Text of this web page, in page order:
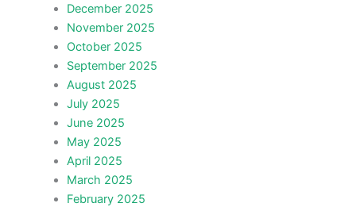
December 2025
November 2025
October 2025
September 2025
August 2025
July 2025
June 2025
May 2025
April 2025
March 2025
February 2025